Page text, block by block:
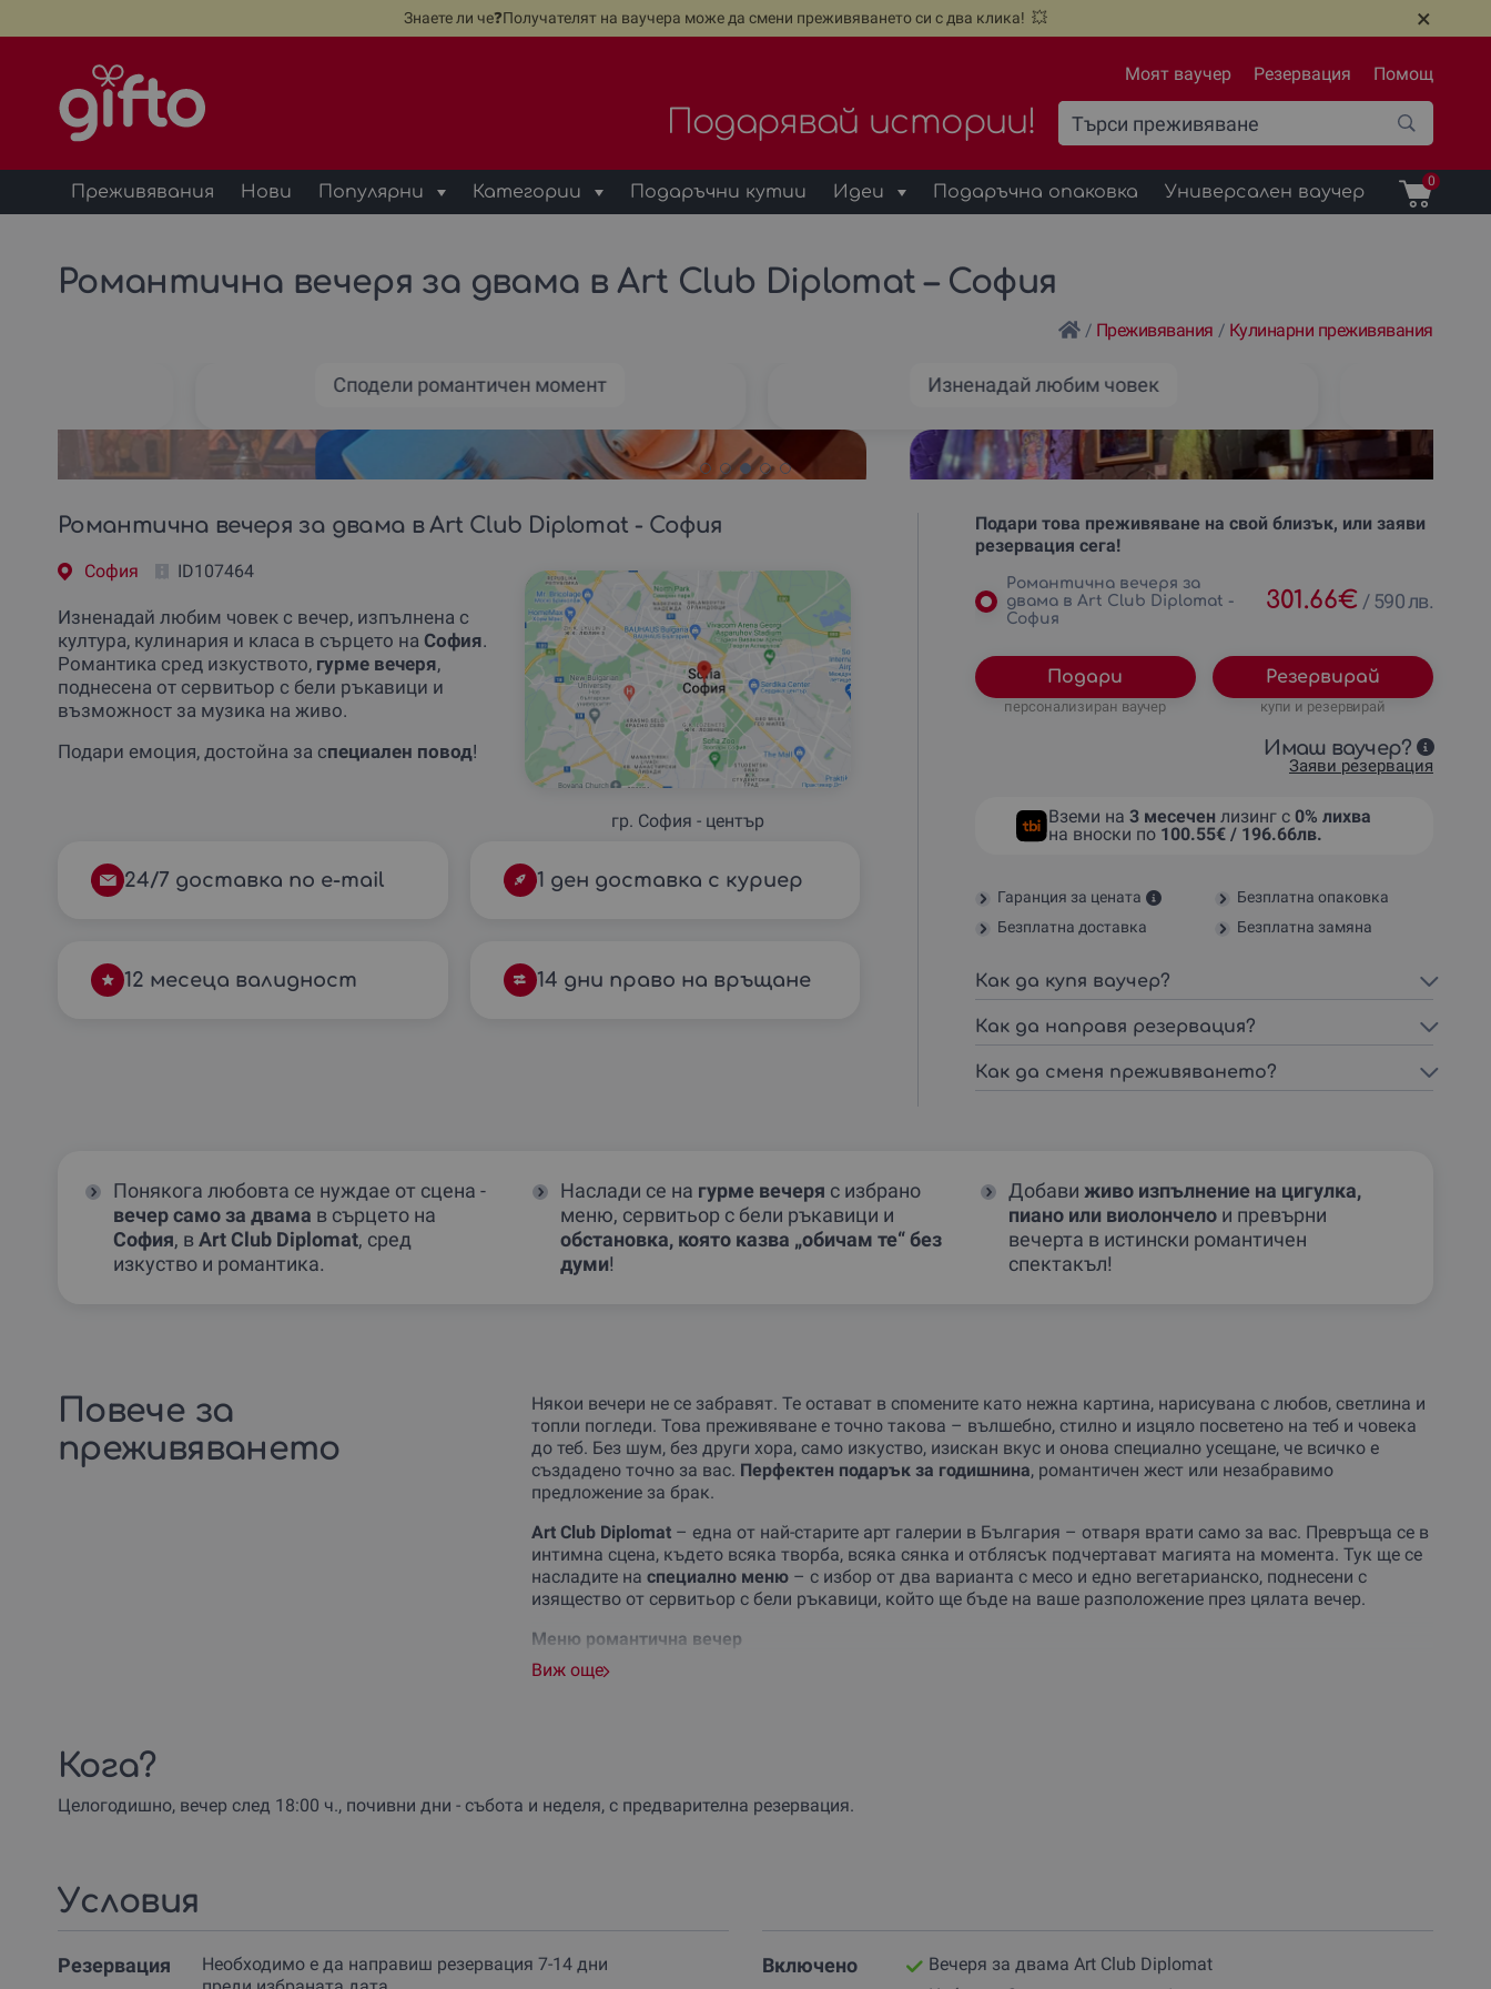
Знаете ли че❓Получателят на ваучера може да смени преживяването си с два клика! 💥 ×
Моят ваучер Резервация Помощ
Подарявай истории!
Преживявания Нови Популярни Категории Подаръчни кутии Идеи Подаръчна опаковка Универсален ваучер
0
Романтична вечеря за двама в Art Club Diplomat – София
/ Преживявания / Кулинарни преживявания
Сподели романтичен момент Изненадай любим човек
Романтична вечеря за двама в Art Club Diplomat - София
София ID107464
гр. София - център
Изненадай любим човек с вечер, изпълнена с
култура, кулинария и класа в сърцето на София.
Романтика сред изкуството, гурме вечеря,
поднесена от сервитьор с бели ръкавици и
възможност за музика на живо.
Подари емоция, достойна за специален повод!
24/7 доставка по e-mail 1 ден доставка с куриер
12 месеца валидност 14 дни право на връщане
Подари това преживяване на свой близък, или заяви
резервация сега!
Романтична вечеря за
двама в Art Club Diplomat -
София
301.66€ /590 лв.
Подари
персонализиран ваучер
Резервирай
купи и резервирай
Имаш ваучер?
Заяви резервация
Вземи на3 месечен лизинг с0% лихва
на вноски по 100.55€ / 196.66лв.
Гаранция за цената
Безплатна опаковка
Безплатна доставка
Безплатна замяна
Как да купя ваучер?
Как да направя резервация?
Как да сменя преживяването?
Понякога любовта се нуждае от сцена -
вечер само за двама в сърцето на
София, вArt Club Diplomat, сред
изкуство и романтика.
Наслади се на гурме вечеря с избрано
меню, сервитьор с бели ръкавици и
обстановка, която казва „обичам те“ без
думи!
Добави живо изпълнение на цигулка,
пиано или виолончелои превърни
вечерта в истински романтичен
спектакъл!
Повече за
преживяването
Някои вечери не се забравят. Те остават в спомените като нежна картина, нарисувана с любов, светлина и
топли погледи. Това преживяване е точно такова – вълшебно, стилно и изцяло посветено на теб и човека
до теб. Без шум, без други хора, само изкуство, изискан вкус и онова специално усещане, че всичко е
създадено точно за вас. Перфектен подарък за годишнина, романтичен жест или незабравимо
предложение за брак.
Art Club Diplomat– една от най-старите арт галерии в България – отваря врати само за вас. Превръща се в
интимна сцена, където всяка творба, всяка сянка и отблясък подчертават магията на момента. Тук ще се
насладите на специално меню– с избор от два варианта с месо и едно вегетарианско, поднесени с
изящество от сервитьор с бели ръкавици, който ще бъде на ваше разположение през цялата вечер.
Меню романтична вечер
Вариант 1
Домашно Тирамису – романтиката на Италия в една нежна хапка…
Патешко конфи с пюре от картоф и шафранов сос с червени боровинки
Домашен крем „Брюле“ – с хрупкава карамелена коричка
Виж още
Кога?
Целогодишно, вечер след 18:00 ч., почивни дни - събота и неделя, с предварителна резервация.
Условия
Резервация
Необходимо е да направиш резервация 7-14 дни
Включено
Вечеря за двама Art Club Diplomat